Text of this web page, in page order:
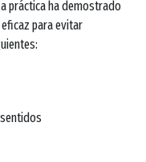
práctica ha demostrado
para evitar